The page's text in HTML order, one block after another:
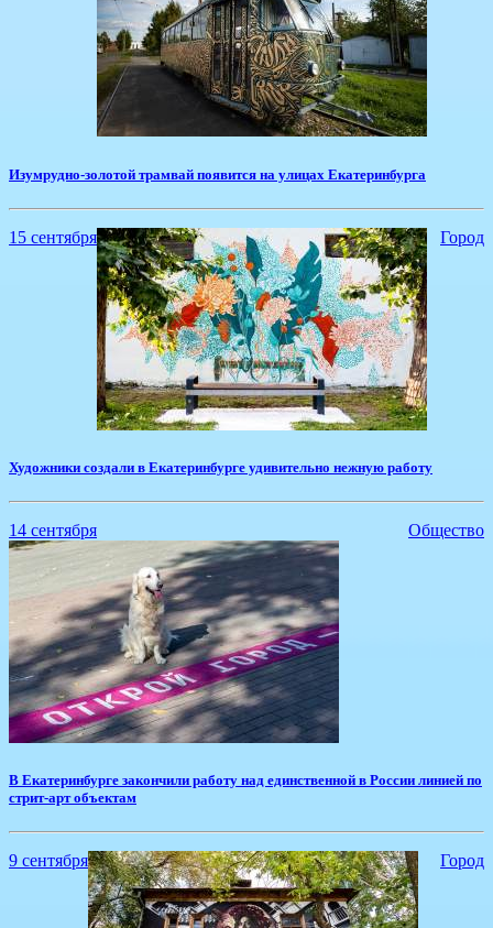
​Изумрудно-золотой трамвай появится на улицах Екатеринбурга
15 сентября Город
Художники создали в Екатеринбурге удивительно нежную работу
14 сентября Общество
В Екатеринбурге закончили работу над единственной в России линией по
стрит-арт объектам
9 сентября Город